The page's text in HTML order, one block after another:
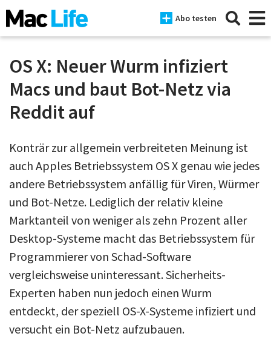
Abo testen
News
Mac
iPad
Tests
Tipps
Magazine
Über uns
Podcast
Mac Life+
OS X: Neuer Wurm infiziert
Macs und baut Bot-Netz via
Reddit auf
Konträr zur allgemein verbreiteten Meinung ist
auch Apples Betriebssystem OS X genau wie jedes
andere Betriebssystem anfällig für Viren, Würmer
und Bot-Netze. Lediglich der relativ kleine
Marktanteil von weniger als zehn Prozent aller
Desktop-Systeme macht das Betriebssystem für
Programmierer von Schad-Software
vergleichsweise uninteressant. Sicherheits-
Experten haben nun jedoch einen Wurm
entdeckt, der speziell OS-X-Systeme infiziert und
versucht ein Bot-Netz aufzubauen.